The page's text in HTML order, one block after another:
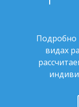
Подробно
видах